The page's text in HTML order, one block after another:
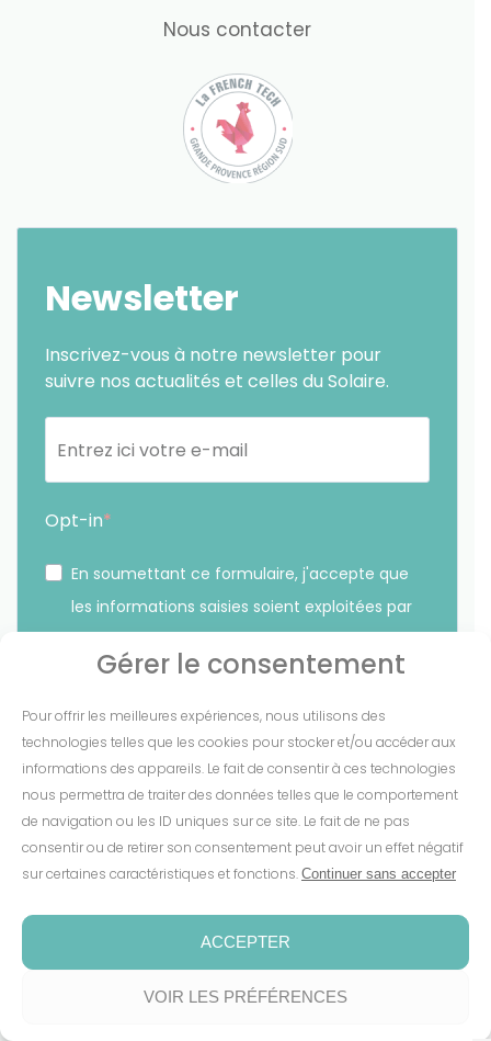
Gérer le consentement
Pour offrir les meilleures expériences, nous utilisons des
technologies telles que les cookies pour stocker et/ou accéder aux
informations des appareils. Le fait de consentir à ces technologies
nous permettra de traiter des données telles que le comportement
de navigation ou les ID uniques sur ce site. Le fait de ne pas
consentir ou de retirer son consentement peut avoir un effet négatif
sur certaines caractéristiques et fonctions. Continuer sans accepter
ACCEPTER
VOIR LES PRÉFÉRENCES
Nous contacter
Newsletter
Inscrivez-vous à notre newsletter pour
suivre nos actualités et celles du Solaire.
Opt-in
En soumettant ce formulaire, j'accepte que
les informations saisies soient exploitées par
sur le lien présent dans nos emails.
S'INSCRIRE
Conditions de garantie-Espace presse
Fait avec coeur parNuméria Communication